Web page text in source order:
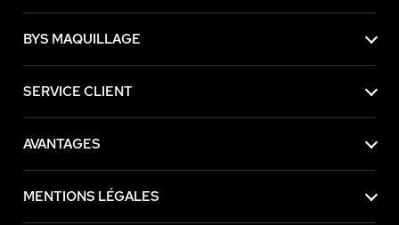
BYS MAQUILLAGE
SERVICE CLIENT
AVANTAGES
MENTIONS LÉGALES